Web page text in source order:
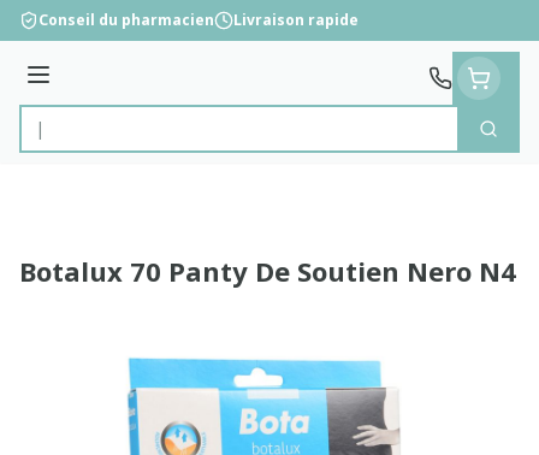
Aller au contenu
Conseil du pharmacien Livraison rapide
Menu
Rechercher
Botalux 70 Panty De Soutien Nero N4